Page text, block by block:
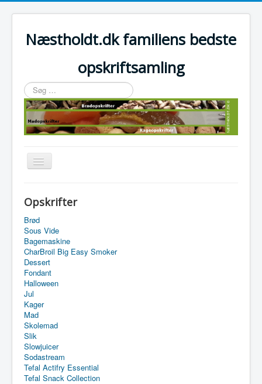
Næstholdt.dk familiens bedste
opskriftsamling
Søg
…
Skift
navigation
Tefal Actifry Essential
Opskrifter
Brød
Sous Vide
Bagemaskine
CharBroil Big Easy Smoker
Dessert
Fondant
Halloween
Jul
Kager
Mad
Skolemad
Slik
Slowjuicer
Sodastream
Tefal Actifry Essential
Tefal Snack Collection